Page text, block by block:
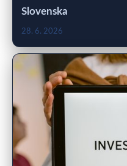
Slovenska
28. 6. 2026